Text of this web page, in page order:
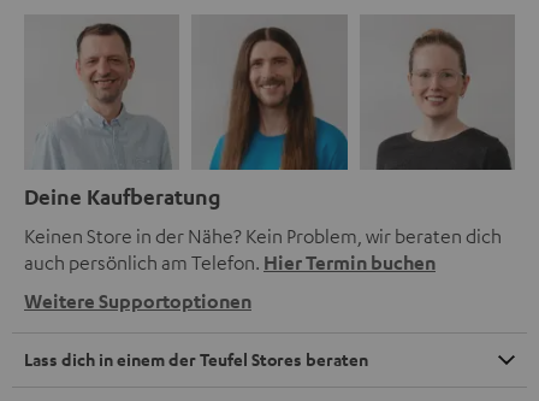
Deine Kaufberatung
Keinen Store in der Nähe? Kein Problem, wir beraten dich
auch persönlich am Telefon. Hier Termin buchen
Weitere Supportoptionen
Lass dich in einem der Teufel Stores beraten